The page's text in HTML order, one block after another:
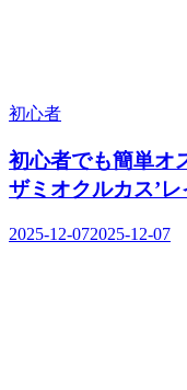
初心者
初心者でも簡単オ
ザミオクルカス’
2025-12-072025-12-07